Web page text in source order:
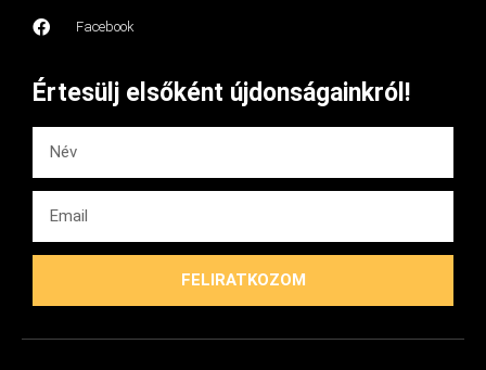
Facebook
Értesülj elsőként újdonságainkról!
FELIRATKOZOM